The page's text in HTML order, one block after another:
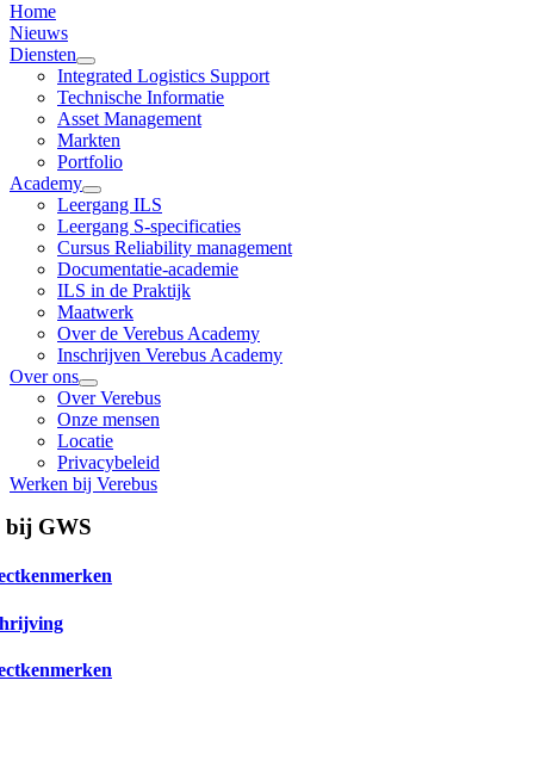
Home
Nieuws
Diensten
Integrated Logistics Support
Technische Informatie
Asset Management
Markten
Portfolio
Academy
Leergang ILS
Leergang S-specificaties
Cursus Reliability management
Documentatie-academie
ILS in de Praktijk
Maatwerk
Over de Verebus Academy
Inschrijven Verebus Academy
Over ons
Over Verebus
Onze mensen
Locatie
Privacybeleid
Werken bij Verebus
GWS